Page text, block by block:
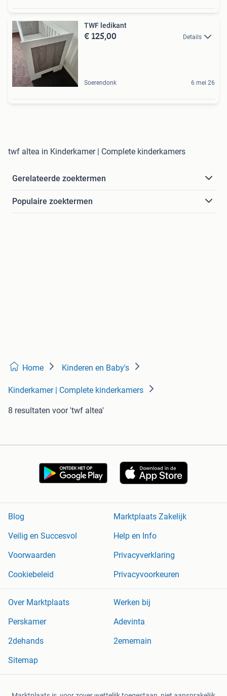
TWF ledikant
€ 125,00 Details
Soerendonk 6 mei 26
twf altea in Kinderkamer | Complete kinderkamers
Gerelateerde zoektermen
Populaire zoektermen
Home Kinderen en Baby's
Kinderkamer | Complete kinderkamers
8 resultaten voor 'twf altea'
Blog
Marktplaats Zakelijk
Veilig en Succesvol
Help en Info
Voorwaarden
Privacyverklaring
Cookiebeleid
Privacyvoorkeuren
Over Marktplaats
Werken bij
Perskamer
Adevinta
2dehands
2ememain
Sitemap